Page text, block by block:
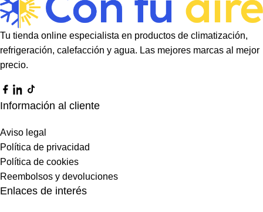
Tu tienda online especialista en productos de climatización,
refrigeración, calefacción y agua. Las mejores marcas al mejor
precio.
Información al cliente
Aviso legal
Política de privacidad
Política de cookies
Reembolsos y devoluciones
Enlaces de interés